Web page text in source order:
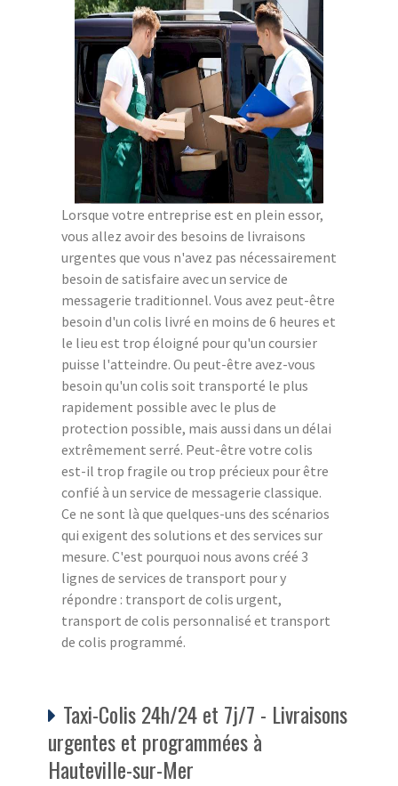
Lorsque votre entreprise est en plein essor,
vous allez avoir des besoins de livraisons
urgentes que vous n'avez pas nécessairement
besoin de satisfaire avec un service de
messagerie traditionnel. Vous avez peut-être
besoin d'un colis livré en moins de 6 heures et
le lieu est trop éloigné pour qu'un coursier
puisse l'atteindre. Ou peut-être avez-vous
besoin qu'un colis soit transporté le plus
rapidement possible avec le plus de
protection possible, mais aussi dans un délai
extrêmement serré. Peut-être votre colis
est-il trop fragile ou trop précieux pour être
confié à un service de messagerie classique.
Ce ne sont là que quelques-uns des scénarios
qui exigent des solutions et des services sur
mesure. C'est pourquoi nous avons créé 3
lignes de services de transport pour y
répondre : transport de colis urgent,
transport de colis personnalisé et transport
de colis programmé.
Taxi-Colis 24h/24 et 7j/7 - Livraisons
urgentes et programmées à
Hauteville-sur-Mer